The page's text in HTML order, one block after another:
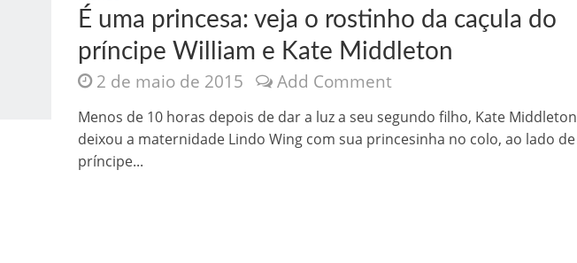
Jesus Sociedade Anônima, Como usam o nome de Jesus para ganhar dinheiro
É uma princesa: veja o rostinho da caçula do
príncipe William e Kate Middleton
2 de maio de 2015 Add Comment
Menos de 10 horas depois de dar a luz a seu segundo filho, Kate Middleton
deixou a maternidade Lindo Wing com sua princesinha no colo, ao lado de
príncipe...